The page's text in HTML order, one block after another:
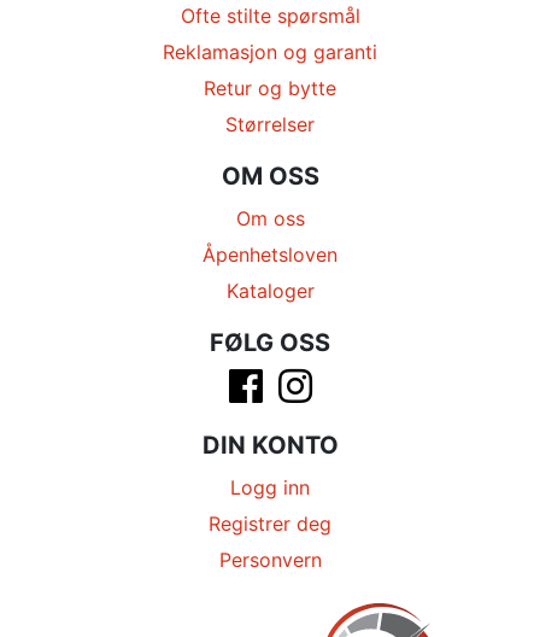
Ofte stilte spørsmål
Reklamasjon og garanti
Retur og bytte
Størrelser
OM OSS
Om oss
Åpenhetsloven
Kataloger
FØLG OSS
DIN KONTO
Logg inn
Registrer deg
Personvern